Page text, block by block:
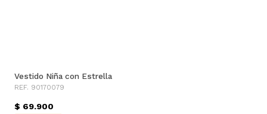
Vestido Niña con Estrella
REF. 90170079
$ 69.900